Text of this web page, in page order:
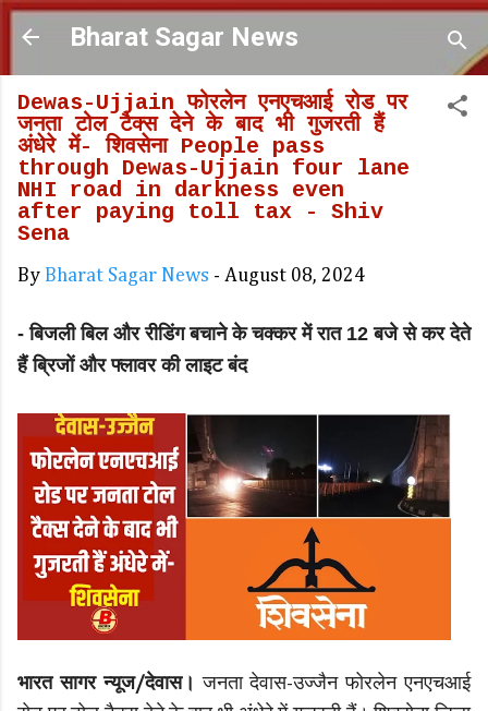
Skip to main content
Bharat Sagar News
Dewas-Ujjain फोरलेन एनएचआई रोड पर
जनता टोल टैक्स देने के बाद भी गुजरती हैं
अंधेरे में- शिवसेना People pass
through Dewas-Ujjain four lane
NHI road in darkness even
after paying toll tax - Shiv
Sena
By Bharat Sagar News - August 08, 2024
- बिजली बिल और रीडिंग बचाने के चक्कर में रात 12 बजे से कर देते
हैं ब्रिजों और फ्लावर की लाइट बंद
भारत सागर न्यूज/देवास।जनता देवास-उज्जैन फोरलेन एनएचआई